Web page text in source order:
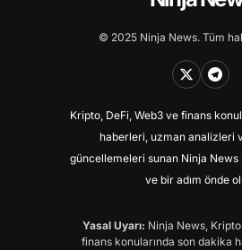
© 2025 Ninja News. Tüm
Kripto, DeFi, Web3 ve finans
haberleri, uzman analizleri
güncellemeleri sunan Ninja News
ve bir adım önde
Yasal Uyarı: Ninja News,
finans konularında son dakika